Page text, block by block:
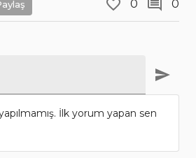
0 0
İlk yorum yapan sen